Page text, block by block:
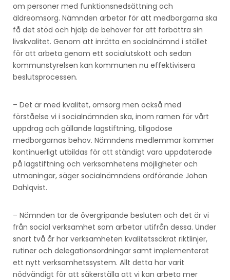
om personer med funktionsnedsättning och
äldreomsorg. Nämnden arbetar för att medborgarna ska
få det stöd och hjälp de behöver för att förbättra sin
livskvalitet. Genom att inrätta en socialnämnd i stället
för att arbeta genom ett socialutskott och sedan
kommunstyrelsen kan kommunen nu effektivisera
beslutsprocessen.
– Det är med kvalitet, omsorg men också med
förståelse vi i socialnämnden ska, inom ramen för vårt
uppdrag och gällande lagstiftning, tillgodose
medborgarnas behov. Nämndens medlemmar kommer
kontinuerligt utbildas för att ständigt vara uppdaterade
på lagstiftning och verksamhetens möjligheter och
utmaningar, säger socialnämndens ordförande Johan
Dahlqvist.
– Nämnden tar de övergripande besluten och det är vi
från social verksamhet som arbetar utifrån dessa. Under
snart två år har verksamheten kvalitetssäkrat riktlinjer,
rutiner och delegationsordningar samt implementerat
ett nytt verksamhetssystem. Allt detta har varit
nödvändigt för att säkerställa att vi kan arbeta mer